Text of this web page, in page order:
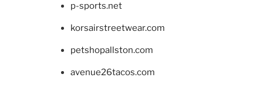
p-sports.net
korsairstreetwear.com
petshopallston.com
avenue26tacos.com